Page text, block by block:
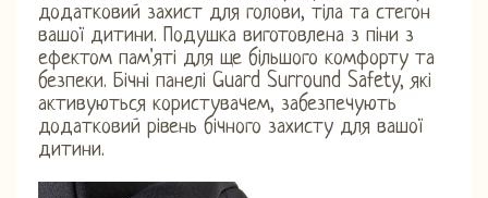
додатковий захист для голови, тіла та стегон
вашої дитини. Подушка виготовлена ​​з піни з
ефектом пам'яті для ще більшого комфорту та
безпеки. Бічні панелі Guard Surround Safety, які
активуються користувачем, забезпечують
додатковий рівень бічного захисту для вашої
дитини.